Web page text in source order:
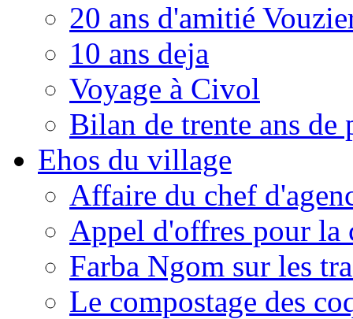
20 ans d'amitié
10 ans deja
Voyage à Civol
Bilan de trente ans
Ehos du village
Affaire du chef
Appel d'offres pour la
Farba Ngom sur les
Le compostage des